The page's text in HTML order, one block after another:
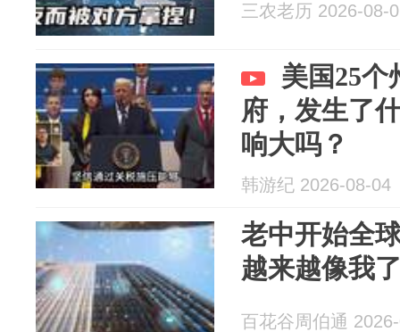
三农老历 2026-08-
美国25个
府，发生了
响大吗？
韩游纪 2026-08-04
老中开始全
越来越像我
百花谷周伯通